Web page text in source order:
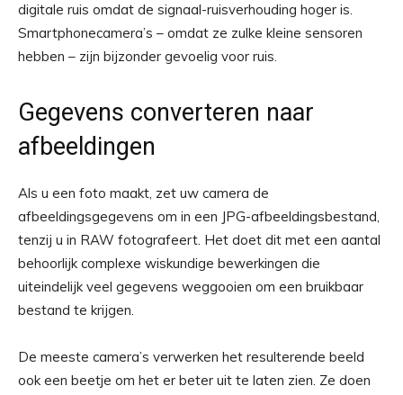
digitale ruis omdat de signaal-ruisverhouding hoger is.
Smartphonecamera’s – omdat ze zulke kleine sensoren
hebben – zijn bijzonder gevoelig voor ruis.
Gegevens converteren naar
afbeeldingen
Als u een foto maakt, zet uw camera de
afbeeldingsgegevens om in een JPG-afbeeldingsbestand,
tenzij u in RAW fotografeert. Het doet dit met een aantal
behoorlijk complexe wiskundige bewerkingen die
uiteindelijk veel gegevens weggooien om een ​​bruikbaar
bestand te krijgen.
De meeste camera’s verwerken het resulterende beeld
ook een beetje om het er beter uit te laten zien. Ze doen